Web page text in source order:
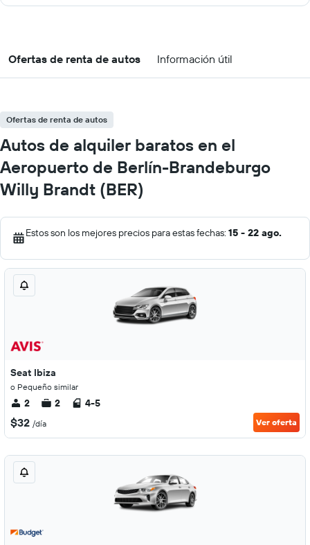
Ofertas de renta de autos Información útil
Ofertas de renta de autos
Autos de alquiler baratos en el
Aeropuerto de Berlín-Brandeburgo
Willy Brandt (BER)
Estos son los mejores precios para estas fechas: 15 - 22 ago.
Seat Ibiza
o Pequeño similar
2 2 4-5
$32 /día Ver oferta